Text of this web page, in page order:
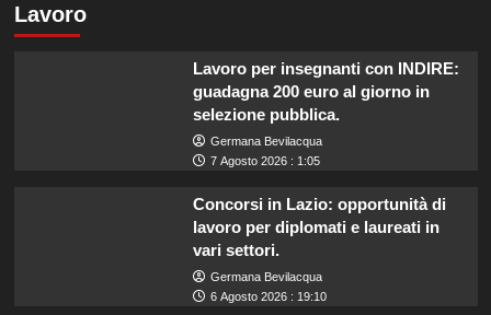
Lavoro
Lavoro per insegnanti con INDIRE:
guadagna 200 euro al giorno in
selezione pubblica.
Germana Bevilacqua
7 Agosto 2026 : 1:05
Concorsi in Lazio: opportunità di
lavoro per diplomati e laureati in
vari settori.
Germana Bevilacqua
6 Agosto 2026 : 19:10